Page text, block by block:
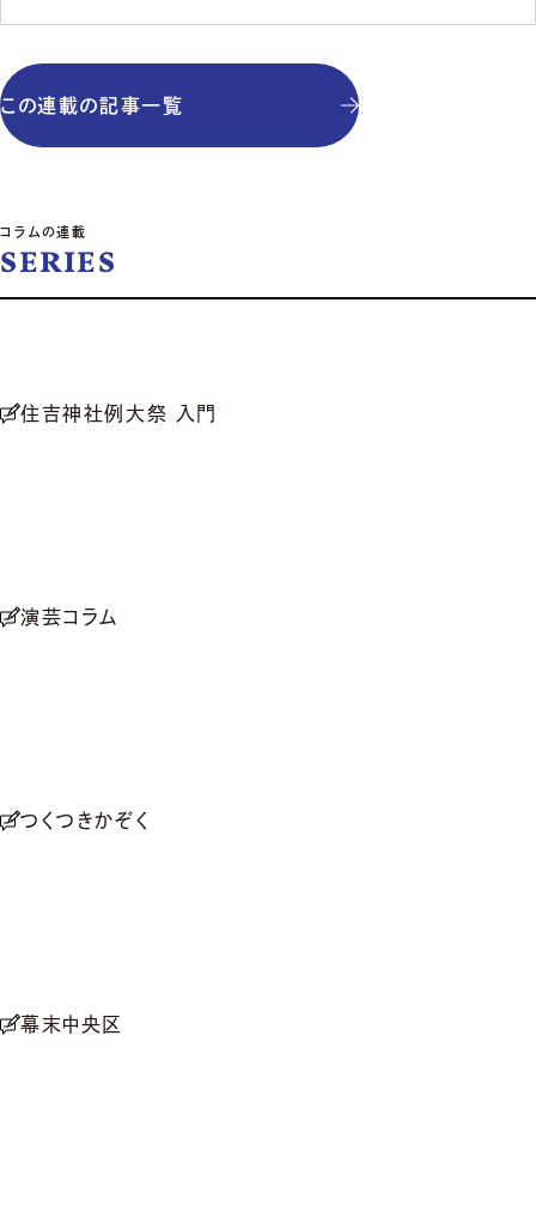
この連載の記事一覧
コラムの連載
SERIES
住吉神社例大祭 入門
演芸コラム
つくつきかぞく
幕末中央区